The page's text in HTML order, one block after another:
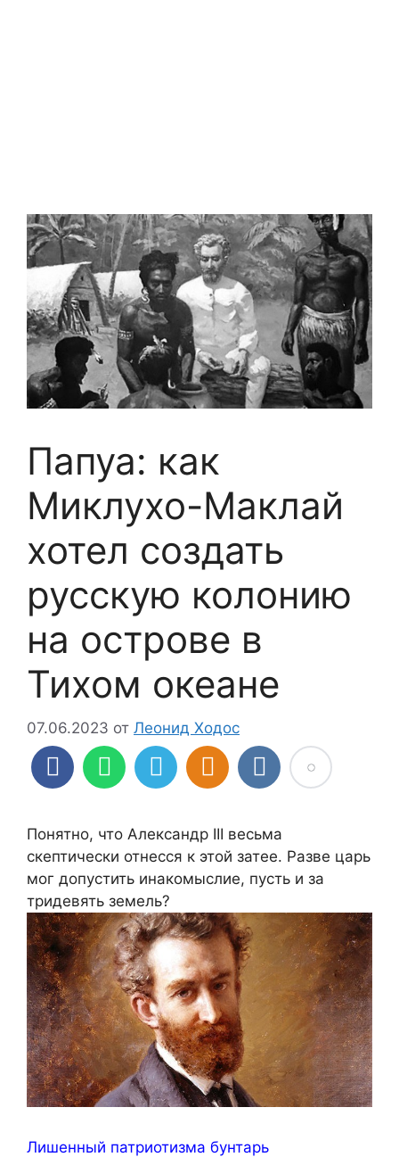
Папуа: как
Миклухо-Маклай
хотел создать
русскую колонию
на острове в
Тихом океане
07.06.2023 от Леонид Ходос
Понятно, что Александр III весьма
скептически отнесся к этой затее. Разве царь
мог допустить инакомыслие, пусть и за
тридевять земель?
Лишенный патриотизма бунтарь